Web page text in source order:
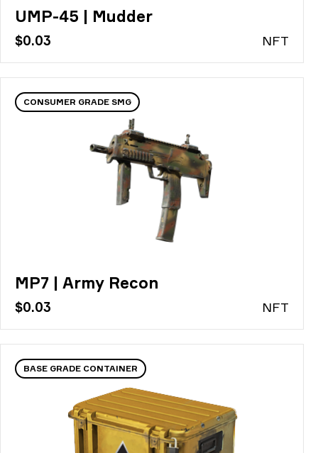
UMP-45 | Mudder
$0.03 NFT
CONSUMER GRADE SMG
MP7 | Army Recon
$0.03 NFT
BASE GRADE CONTAINER